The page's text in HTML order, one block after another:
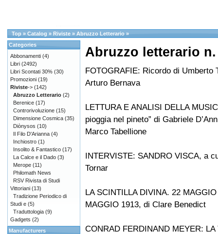
Top » Catalog » Riviste » Abruzzo Letterario »
Abruzzo letterario n.
FOTOGRAFIE: Ricordo di Umberto
Arturo Bernava
LETTURA E ANALISI DELLA
pioggia nel pineto” di Gabriele
Marco Tabellione
INTERVISTE: SANDRO VISCA, a
Tornar
LA SCINTILLA DIVINA. 22
MAGGIO 1913, di Clare Benedict
CONRAD FERDINAND MEYER: LA
Categories
Abbonamenti (4)
Libri (2492)
Libri Scontati 30% (30)
Promozioni (19)
Riviste-> (142)
Abruzzo Letterario (2)
Berenice (17)
Controrivoluzione (15)
Dimensione Cosmica (35)
Diònysos (10)
Il Filo D'Arianna (4)
Inchiostro (1)
Insolito & Fantastico (17)
La Calce e il Dado (3)
Merope (11)
Philomath News
RSV Rivista di Studi
Vittoriani (13)
Tradizione Periodico di
Studi e (5)
Traduttologia (9)
Gadgets (2)
Manufacturers